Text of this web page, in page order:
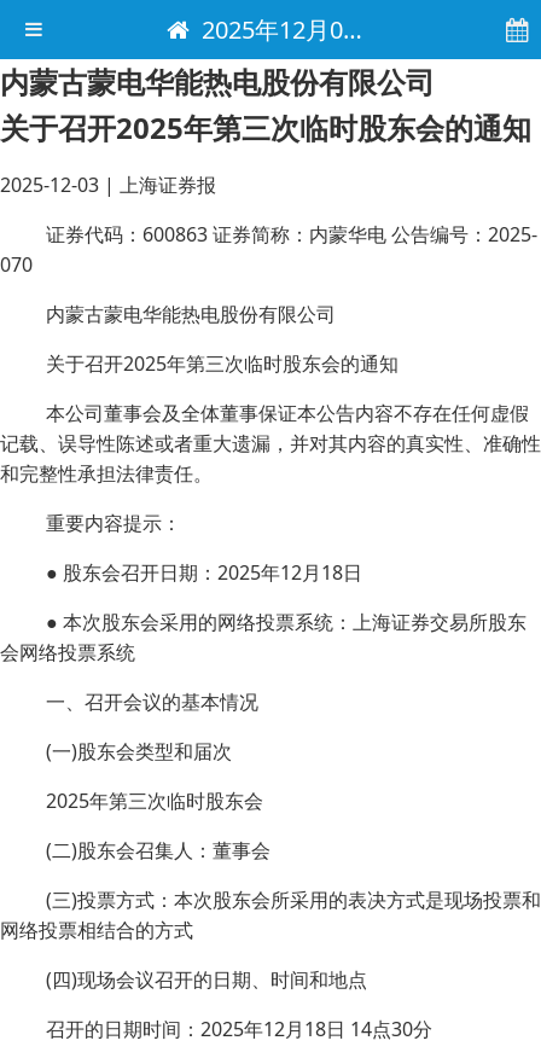
2025年12月03日 电子报
内蒙古蒙电华能热电股份有限公司
关于召开2025年第三次临时股东会的通知
2025-12-03 | 上海证券报
证券代码：600863 证券简称：内蒙华电 公告编号：2025-
070
内蒙古蒙电华能热电股份有限公司
关于召开2025年第三次临时股东会的通知
本公司董事会及全体董事保证本公告内容不存在任何虚假
记载、误导性陈述或者重大遗漏，并对其内容的真实性、准确性
和完整性承担法律责任。
重要内容提示：
● 股东会召开日期：2025年12月18日
● 本次股东会采用的网络投票系统：上海证券交易所股东
会网络投票系统
一、召开会议的基本情况
(一)股东会类型和届次
2025年第三次临时股东会
(二)股东会召集人：董事会
(三)投票方式：本次股东会所采用的表决方式是现场投票和
网络投票相结合的方式
(四)现场会议召开的日期、时间和地点
召开的日期时间：2025年12月18日 14点30分